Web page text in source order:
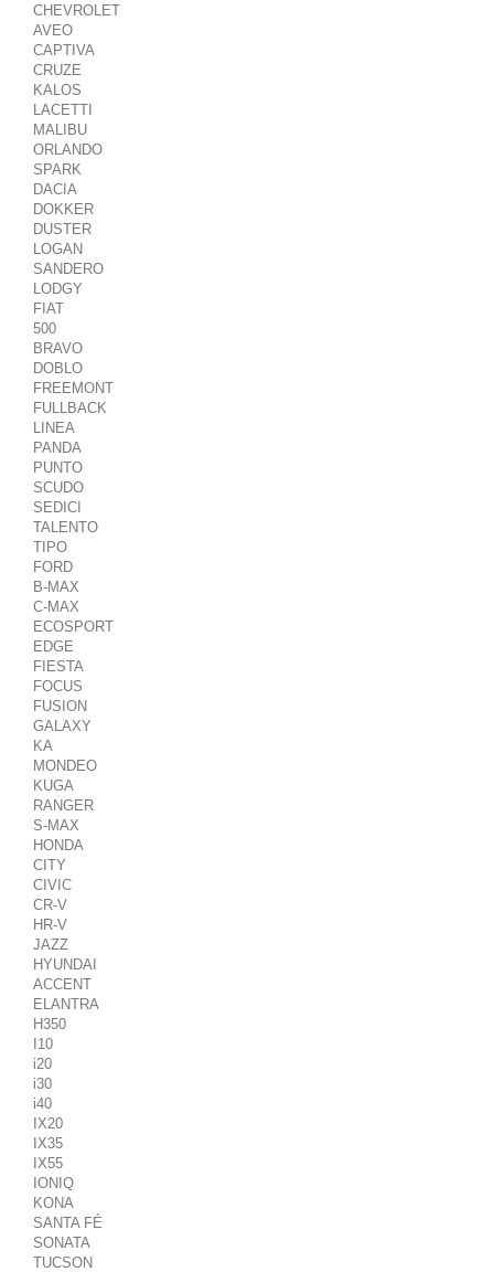
CHEVROLET
AVEO
CAPTIVA
CRUZE
KALOS
LACETTI
MALIBU
ORLANDO
SPARK
DACIA
DOKKER
DUSTER
LOGAN
SANDERO
LODGY
FIAT
500
BRAVO
DOBLO
FREEMONT
FULLBACK
LINEA
PANDA
PUNTO
SCUDO
SEDICI
TALENTO
TIPO
FORD
B-MAX
C-MAX
ECOSPORT
EDGE
FIESTA
FOCUS
FUSION
GALAXY
KA
MONDEO
KUGA
RANGER
S-MAX
HONDA
CITY
CIVIC
CR-V
HR-V
JAZZ
HYUNDAI
ACCENT
ELANTRA
H350
I10
i20
i30
i40
IX20
IX35
IX55
IONIQ
KONA
SANTA FÉ
SONATA
TUCSON